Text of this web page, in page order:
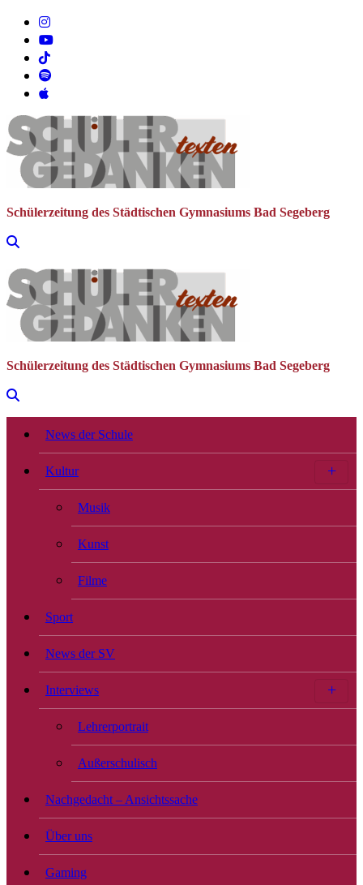
Zum
Inhalt
springen
Schülerzeitung des Städtischen Gymnasiums Bad Segeberg
Schülerzeitung des Städtischen Gymnasiums Bad Segeberg
News der Schule
Kultur
Musik
Kunst
Filme
Sport
News der SV
Interviews
Lehrerportrait
Außerschulisch
Nachgedacht – Ansichtssache
Über uns
Gaming